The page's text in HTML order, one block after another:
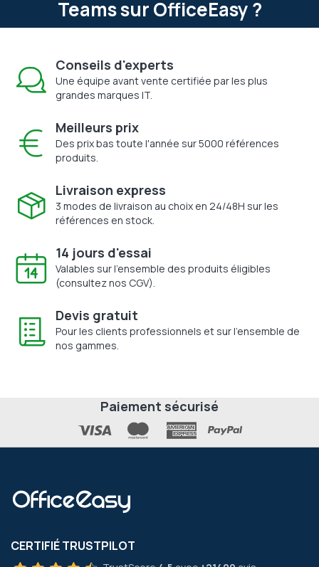
Teams sur OfficeEasy ?
Conseils d'experts
Une équipe avant vente certifiée par les plus
grandes marques IT.
Meilleurs prix
Des prix bas toute l'année sur 5000 références
produits.
Livraison express
3 modes de livraison au choix en 24/48H sur les
références en stock.
14 jours d'essai
Valables sur l'ensemble des produits éligibles
(consultez nos CGV).
Devis gratuit
Pour les clients professionnels et sur l'ensemble de
nos gammes.
Paiement sécurisé
CERTIFIÉ TRUSTPILOT